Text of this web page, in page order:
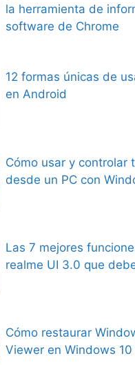
la herramienta de
software de Chrome
12 formas únicas de
en Android
Cómo usar y controlar
desde un PC con
Las 7 mejores
realme UI 3.0 que
Cómo restaurar
Viewer en Windows 10